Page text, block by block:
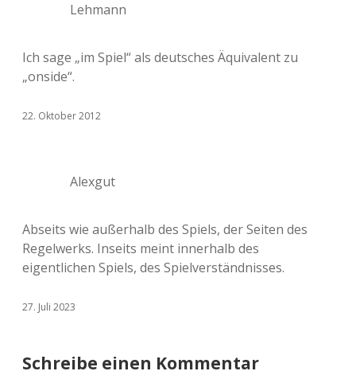
Lehmann
Ich sage „im Spiel“ als deutsches Äquivalent zu
„onside“.
22. Oktober 2012
Alexgut
Abseits wie außerhalb des Spiels, der Seiten des
Regelwerks. Inseits meint innerhalb des
eigentlichen Spiels, des Spielverständnisses.
27. Juli 2023
Schreibe einen Kommentar